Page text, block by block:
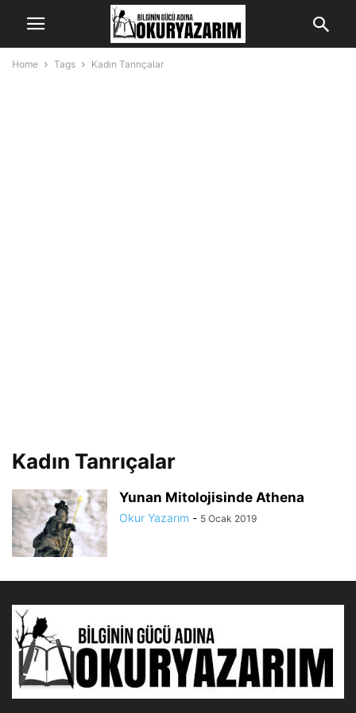
Home Tags Kadın Tanrıçalar
Kadın Tanrıçalar
Yunan Mitolojisinde Athena
Okur Yazarım - 5 Ocak 2019